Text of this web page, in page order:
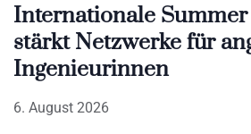
Internationale
stärkt Netzwerke für
Ingenieurinnen
6. August 2026